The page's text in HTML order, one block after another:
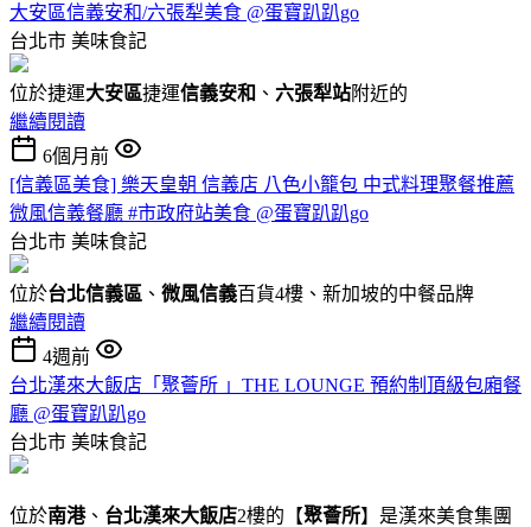
大安區信義安和/六張犁美食 @蛋寶趴趴go
台北市 美味食記
位於捷運大安區捷運信義安和 、 六張犁站附近的
繼續閱讀
6個月前
[信義區美食] 樂天皇朝 信義店 八色小籠包 中式料理聚餐推薦
微風信義餐廳 #市政府站美食 @蛋寶趴趴go
台北市 美味食記
位於台北信義區 、 微風信義百貨4樓、新加坡的中餐品牌
繼續閱讀
4週前
台北漢來大飯店「聚薈所 」THE LOUNGE 預約制頂級包廂餐
廳 @蛋寶趴趴go
台北市 美味食記
位於南港、 台北漢來大飯店2樓的【聚薈所】是漢來美食集團